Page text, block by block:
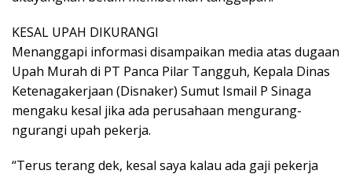
KESAL UPAH DIKURANGI
Menanggapi informasi disampaikan media atas dugaan
Upah Murah di PT Panca Pilar Tangguh, Kepala Dinas
Ketenagakerjaan (Disnaker) Sumut Ismail P Sinaga
mengaku kesal jika ada perusahaan mengurang-
ngurangi upah pekerja.
“Terus terang dek, kesal saya kalau ada gaji pekerja